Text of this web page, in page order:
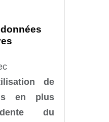
de
en plus
du